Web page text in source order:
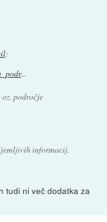
:
...
oz. področje
informacij.
tudi ni več dodatka za